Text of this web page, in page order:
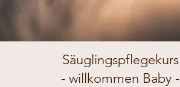
Säuglingspflegekurs
- willkommen Baby -